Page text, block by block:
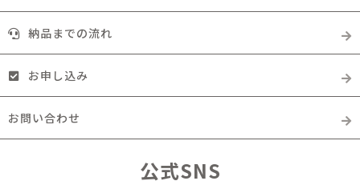
納品までの流れ
お申し込み
お問い合わせ
公式SNS